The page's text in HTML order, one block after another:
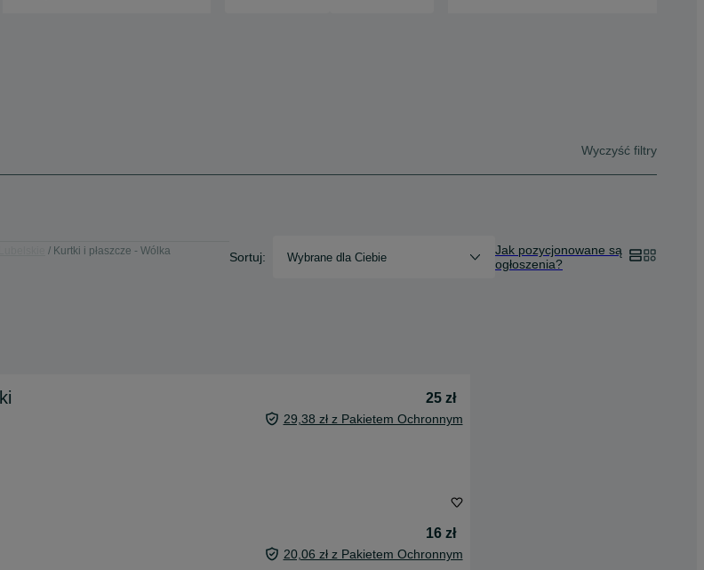
Wyczyść filtry
Kurtki i płaszcze - Wólka
Sortuj: Wybrane dla Ciebie
Jak pozycjonowane są
ogłoszenia?
25 zł
29,38 zł z Pakietem Ochronnym
16 zł
20,06 zł z Pakietem Ochronnym